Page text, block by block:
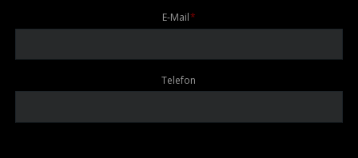
Pflichtfeld
E-Mail*
Telefon